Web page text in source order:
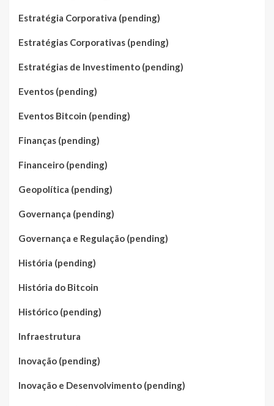
Estratégia Corporativa (pending)
Estratégias Corporativas (pending)
Estratégias de Investimento (pending)
Eventos (pending)
Eventos Bitcoin (pending)
Finanças (pending)
Financeiro (pending)
Geopolítica (pending)
Governança (pending)
Governança e Regulação (pending)
História (pending)
História do Bitcoin
Histórico (pending)
Infraestrutura
Inovação (pending)
Inovação e Desenvolvimento (pending)